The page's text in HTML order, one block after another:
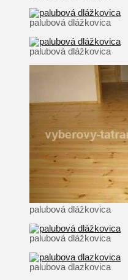
palubová dlážkovica
palubová dlážkovica
palubová dlážkovica
palubová dlážkovica
palubova dlazkovica